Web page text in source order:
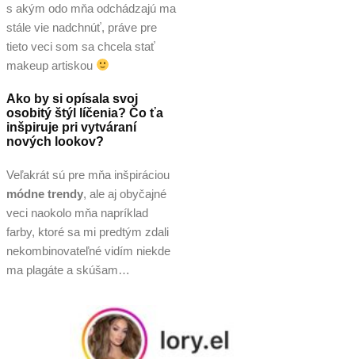
s akým odo mňa odchádzajú ma
stále vie nadchnúť, práve pre
tieto veci som sa chcela stať
makeup artiskou
Ako by si opísala svoj
osobitý štýl líčenia? Čo ťa
inšpiruje pri vytváraní
nových lookov?
Veľakrát sú pre mňa inšpiráciou
módne trendy, ale aj obyčajné
veci naokolo mňa napríklad
farby, ktoré sa mi predtým zdali
nekombinovateľné vidím niekde
ma plagáte a skúšam…